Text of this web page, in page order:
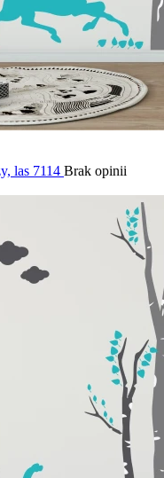
las 7114 Brak opinii